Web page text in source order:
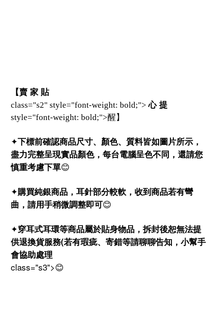
【賣 家 貼
class="s2" style="font-weight: bold;">心 提
style="font-weight: bold;">醒】
✦下標前確認商品尺寸、顏色、質料皆如圖片所示，
盡力完整呈現實品顏色，每台電腦呈色不同，還請您
慎重考慮下單😊
✦購買純銀商品，耳針部分較軟，收到商品若有彎
曲，請用手稍微調整即可😊
✦穿耳式耳環等商品屬於貼身物品，拆封後恕無法提
供退換貨服務(若有瑕疵、寄錯等請聊聊告知，小幫手
會協助處理
class="s3">😊